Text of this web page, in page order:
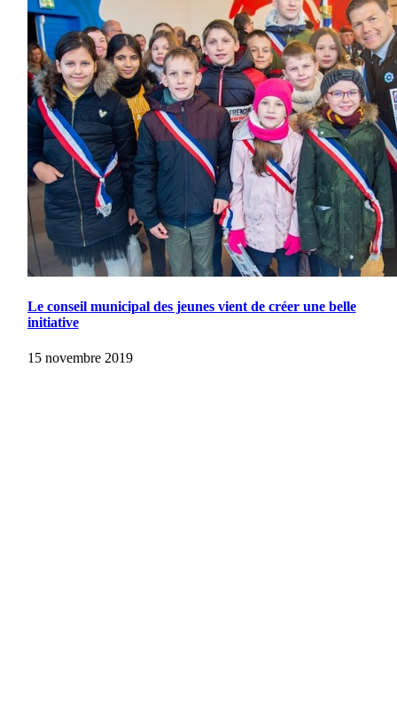
Le conseil municipal des jeunes vient de créer une belle
initiative
15 novembre 2019